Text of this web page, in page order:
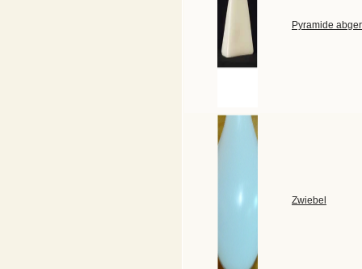
Pyramide
Zwiebel